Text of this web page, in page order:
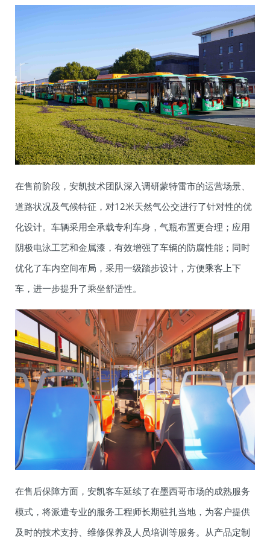
在售前阶段，安凯技术团队深入调研蒙特雷市的运营场景、
道路状况及气候特征，对12米天然气公交进行了针对性的优
化设计。车辆采用全承载专利车身，气瓶布置更合理；应用
阴极电泳工艺和金属漆，有效增强了车辆的防腐性能；同时
优化了车内空间布局，采用一级踏步设计，方便乘客上下
车，进一步提升了乘坐舒适性。
在售后保障方面，安凯客车延续了在墨西哥市场的成熟服务
模式，将派遣专业的服务工程师长期驻扎当地，为客户提供
及时的技术支持、维修保养及人员培训等服务。从产品定制